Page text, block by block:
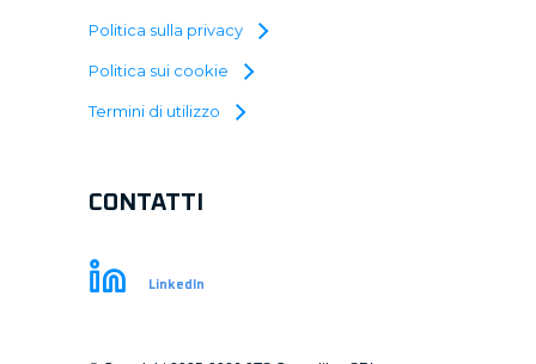
Politica sulla privacy
Politica sui cookie
Termini di utilizzo
CONTATTI
LinkedIn